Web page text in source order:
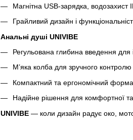
Магнітна USB-зарядка, водозахист
Грайливий дизайн і
Анальні душі UNIVIBE
Регульована глибина введення для
М’яка колба для зручного контролю
Компактний та ергономічний
Надійне рішення для комфортної та
UNIVIBE — коли дизайн радує око,